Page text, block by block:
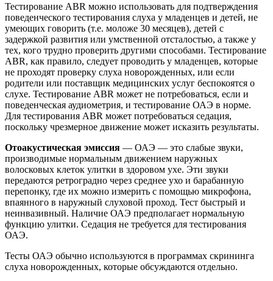
Тестирование ABR можно использовать для подтверждения
поведенческого тестирования слуха у младенцев и детей, не
умеющих говорить (т.е. моложе 30 месяцев), детей с
задержкой развития или умственной отсталостью, а также у
тех, кого трудно проверить другими способами. Тестирование
ABR, как правило, следует проводить у младенцев, которые
не проходят проверку слуха новорожденных, или если
родители или поставщик медицинских услуг беспокоятся о
слухе. Тестирование ABR может не потребоваться, если и
поведенческая аудиометрия, и тестирование ОАЭ в норме.
Для тестирования ABR может потребоваться седация,
поскольку чрезмерное движение может исказить результаты.
Отоакустическая эмиссия — ОАЭ — это слабые звуки,
производимые нормальным движением наружных
волосковых клеток улитки в здоровом ухе. Эти звуки
передаются ретроградно через среднее ухо и барабанную
перепонку, где их можно измерить с помощью микрофона,
впаянного в наружный слуховой проход. Тест быстрый и
неинвазивный. Наличие ОАЭ предполагает нормальную
функцию улитки. Седация не требуется для тестирования
ОАЭ.
Тесты ОАЭ обычно используются в программах скрининга
слуха новорожденных, которые обсуждаются отдельно.